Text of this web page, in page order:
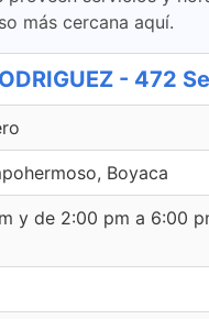
más cercana aquí.
- 472
Boyaca
y de 2:00 pm a 6:00